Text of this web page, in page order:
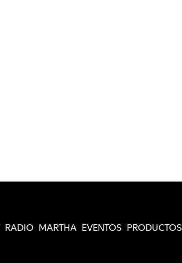
RADIO MARTHA EVENTOS PRODUCTOS